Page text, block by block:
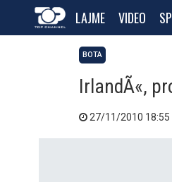
LAJME VIDEO
BOTA
IrlandÃ«,
27/11/2010 18:55